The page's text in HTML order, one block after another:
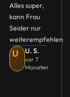
Alles super,
kann Frau
Seider nur
weiterempfehlen
U U. S.
vor 7
Monaten